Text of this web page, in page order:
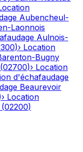
Aubencheul-
Laonnois
Aulnois-
)› Location
Bugny
(02700)› Location
d'échafaudage
Beaurevoir
› Location
(02200)